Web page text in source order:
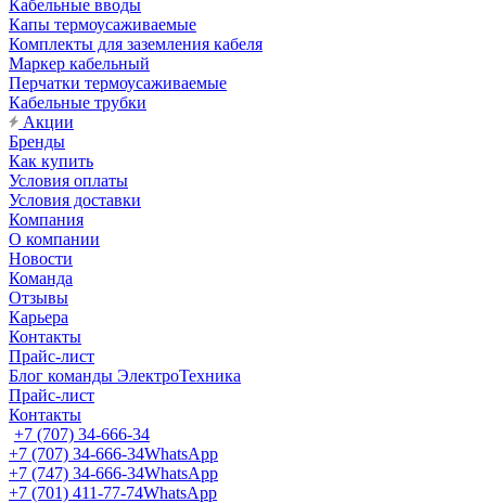
Кабельные вводы
Капы термоусаживаемые
Комплекты для заземления кабеля
Маркер кабельный
Перчатки термоусаживаемые
Кабельные трубки
Акции
Бренды
Как купить
Условия оплаты
Условия доставки
Компания
О компании
Новости
Команда
Отзывы
Карьера
Контакты
Прайс-лист
Блог команды ЭлектроТехника
Прайс-лист
Контакты
+7 (707) 34-666-34
+7 (707) 34-666-34WhatsApp
+7 (747) 34-666-34WhatsApp
+7 (701) 411-77-74WhatsApp